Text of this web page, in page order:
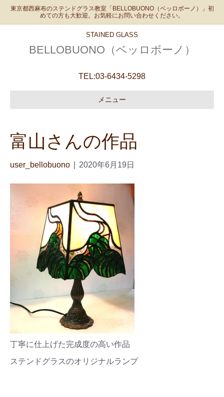
東京都西麻布のステンドグラス教室「BELLOBUONO（ベッロボーノ）」初
めての方も大歓迎。お気軽にお問い合わせください。
STAINED GLASS
BELLOBUONO（ベッロボーノ）
TEL:03-6434-5298
メニュー
富山さんの作品
user_bellobuono 2020年6月19日
丁寧に仕上げた完成度の高い作品
ステンドグラスのオリジナルランプ